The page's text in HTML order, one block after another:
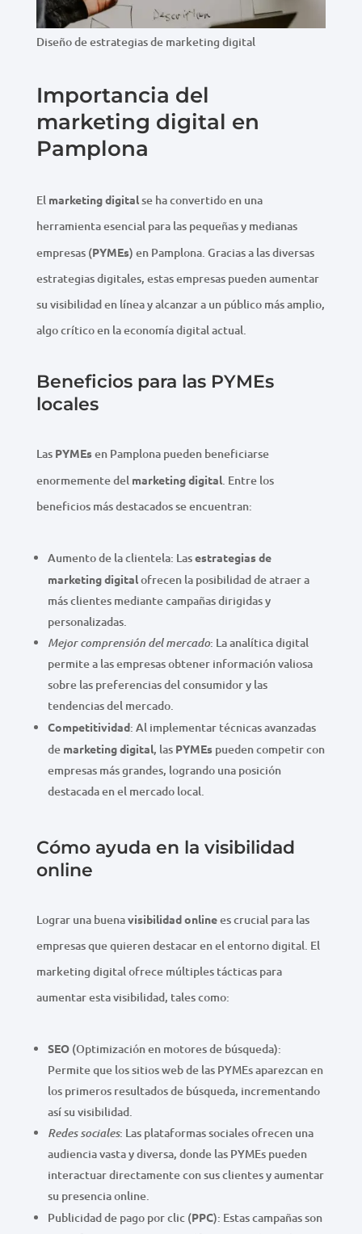
Diseño de estrategias de marketing digital
Importancia del
marketing digital en
Pamplona
El marketing digitalse ha convertido en una
herramienta esencial para las pequeñas y medianas
empresas (PYMEs) en Pamplona. Gracias a las diversas
estrategias digitales, estas empresas pueden aumentar
su visibilidad en línea y alcanzar a un público más amplio,
algo crítico en la economía digital actual.
Beneficios para las PYMEs
locales
Las PYMEsen Pamplona pueden beneficiarse
enormemente del marketing digital. Entre los
beneficios más destacados se encuentran:
Aumento de la clientela: Lasestrategias de
marketing digitalofrecen la posibilidad de atraer a
más clientes mediante campañas dirigidas y
personalizadas.
Mejor comprensión del mercado: La analítica digital
permite a las empresas obtener información valiosa
sobre las preferencias del consumidor y las
tendencias del mercado.
Competitividad: Al implementar técnicas avanzadas
de marketing digital, las PYMEspueden competir con
empresas más grandes, logrando una posición
destacada en el mercado local.
Cómo ayuda en la visibilidad
online
Lograr una buenavisibilidad onlinees crucial para las
empresas que quieren destacar en el entorno digital. El
marketing digital ofrece múltiples tácticas para
aumentar esta visibilidad, tales como:
SEO(Optimización en motores de búsqueda):
Permite que los sitios web de las PYMEs aparezcan en
los primeros resultados de búsqueda, incrementando
así su visibilidad.
Redes sociales: Las plataformas sociales ofrecen una
audiencia vasta y diversa, donde las PYMEs pueden
interactuar directamente con sus clientes y aumentar
su presencia online.
Publicidad de pago por clic (PPC): Estas campañas son